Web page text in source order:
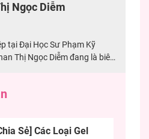
Ngọc Diễm
tại Đại Học Sư Phạm Kỹ
Thị Ngọc Diễm đang là biên
bảo nội dung chính xác, an
Sẻ] Các Loại Gel